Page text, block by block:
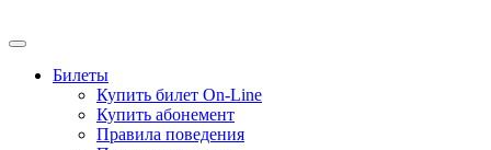
Билеты
Купить билет On-Line
Купить абонемент
Правила поведения